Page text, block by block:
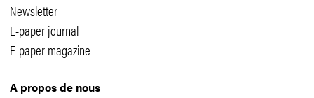
Newsletter
E-paper journal
E-paper magazine
A propos de nous